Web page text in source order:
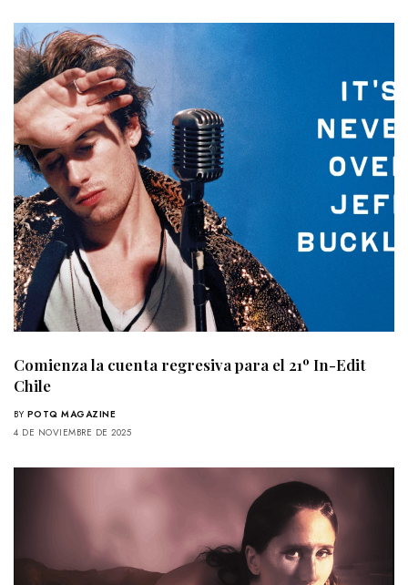
Comienza la cuenta regresiva para el 21º In-Edit
Chile
BY POTQ MAGAZINE
4 DE NOVIEMBRE DE 2025